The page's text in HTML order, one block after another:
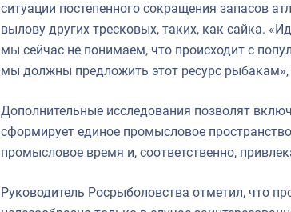
ситуации постепенного сокращения запасов
вылову других тресковых, таких, как сайка.
мы сейчас не понимаем, что происходит с
мы должны предложить этот ресурс рыбакам»,
Дополнительные исследования позволят
сформирует единое промысловое
промысловое время и, соответственно,
Руководитель Росрыболовства отметил, что